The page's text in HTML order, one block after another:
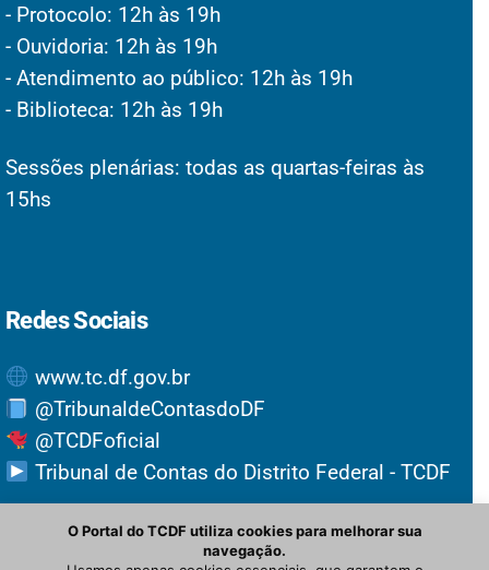
- Protocolo: 12h às 19h
- Ouvidoria: 12h às 19h
- Atendimento ao público: 12h às 19h
- Biblioteca: 12h às 19h
Sessões plenárias: todas as quartas-feiras às
15hs
Redes Sociais
www.tc.df.gov.br
@TribunaldeContasdoDF
@TCDFoficial
Tribunal de Contas do Distrito Federal - TCDF
O Portal do TCDF utiliza cookies para melhorar sua
navegação.